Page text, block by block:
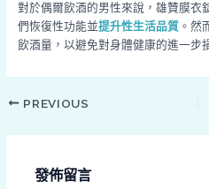
對於偶爾飲酒的男性來說，雄贊膜衣
們恢復性功能並提升性生活品質。然
飲酒量，以避免對身體健康的進一步
PREVIOUS
發佈留言